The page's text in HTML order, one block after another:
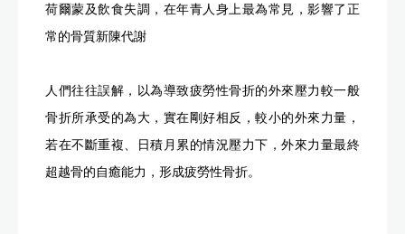
荷爾蒙及飲食失調，在年青人身上最為常見，影響了正
常的骨質新陳代謝
人們往往誤解，以為導致疲勞性骨折的外來壓力較一般
骨折所承受的為大，實在剛好相反，較小的外來力量，
若在不斷重複、日積月累的情況壓力下，外來力量最終
超越骨的自癒能力，形成疲勞性骨折。